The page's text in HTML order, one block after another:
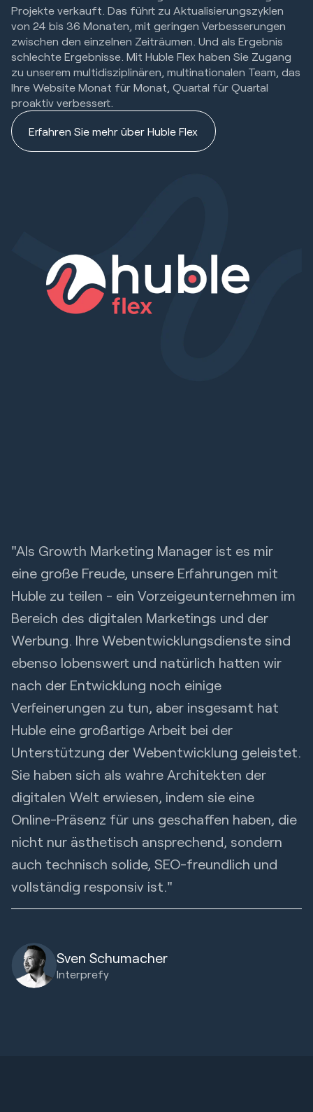
Projekte verkauft. Das führt zu Aktualisierungszyklen
von 24 bis 36 Monaten, mit geringen Verbesserungen
zwischen den einzelnen Zeiträumen. Und als Ergebnis
schlechte Ergebnisse. Mit Huble Flex haben Sie Zugang
zu unserem multidisziplinären, multinationalen Team, das
Ihre Website Monat für Monat, Quartal für Quartal
proaktiv verbessert.
Erfahren Sie mehr über Huble Flex
Sven Schumacher
Interprefy
"Als Growth Marketing Manager ist es mir
eine große Freude, unsere Erfahrungen mit
Huble zu teilen - ein Vorzeigeunternehmen im
Bereich des digitalen Marketings und der
Werbung. Ihre Webentwicklungsdienste sind
ebenso lobenswert und natürlich hatten wir
nach der Entwicklung noch einige
Verfeinerungen zu tun, aber insgesamt hat
Huble eine großartige Arbeit bei der
Unterstützung der Webentwicklung geleistet.
Sie haben sich als wahre Architekten der
digitalen Welt erwiesen, indem sie eine
Online-Präsenz für uns geschaffen haben, die
nicht nur ästhetisch ansprechend, sondern
auch technisch solide, SEO-freundlich und
vollständig responsiv ist."